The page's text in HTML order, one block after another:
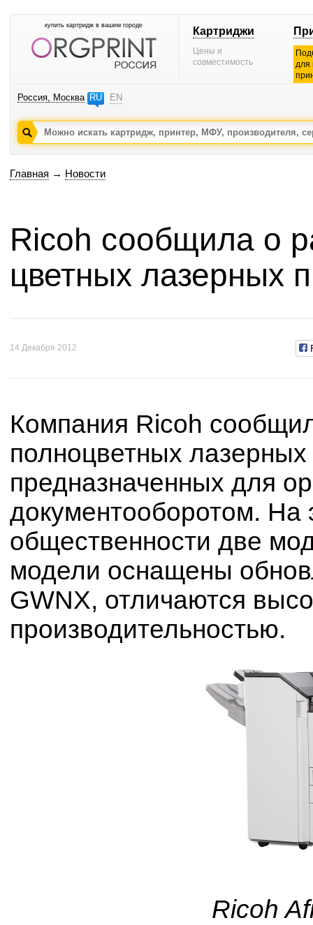
купить картридж в вашем городе Картриджи
Цены и
совместимость
для
Россия, Москва RU EN
Главная → Новости
Ricoh сообщила о
цветных лазерных
14 Декабря 2012
Компания Ricoh
полноцветных
предназначенных для
документооборотом. На
общественности две
модели оснащены
GWNX, отличаются
производительностью.
Ricoh